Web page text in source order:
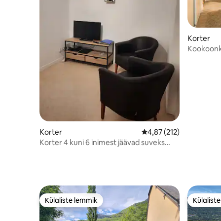
Korter Keskmine hinnang
4,87 (212)
Korter 4 kuni 6 inimest jäävad suveks
Korter
Külaliste lemmik
Külaliste lemmik